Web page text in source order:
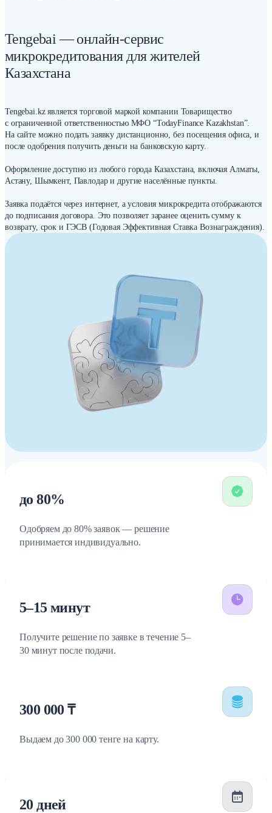
Tengebai — онлайн-сервис
микрокредитования для жителей
Казахстана
Tengebai.kz является торговой маркой компании Товарищество
с ограниченной ответственностью МФО “TodayFinance Kazakhstan”.
На сайте можно подать заявку дистанционно, без посещения офиса, и
после одобрения получить деньги на банковскую карту.
Оформление доступно из любого города Казахстана, включая Алматы,
Астану, Шымкент, Павлодар и другие населённые пункты.
Заявка подаётся через интернет, а условия микрокредита отображаются
до подписания договора. Это позволяет заранее оценить сумму к
возврату, срок и ГЭСВ (Годовая Эффективная Ставка Вознаграждения).
до 80%
Одобряем до 80% заявок — решение
принимается индивидуально.
5–15 минут
Получите решение по заявке в течение 5–
30 минут после подачи.
300 000 ₸
Выдаем до 300 000 тенге на карту.
20 дней